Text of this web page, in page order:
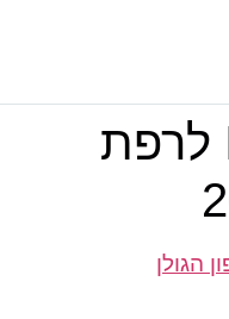
תקן ISO 9001 לרפת